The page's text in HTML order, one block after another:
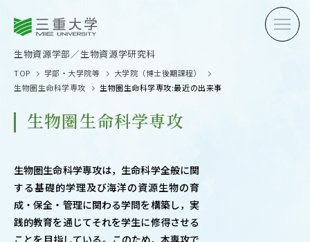
生物資源学部 生物資源学研究科
卒業生の方へ
TOP 学部・大学院等
大学院（博士後期課程）
生物圏生命科学専攻
生物圏生命科学専攻:最近の出来事
生物圏生命科学専攻
生物圏生命科学専攻は，生命科学全般に関
する基礎的学理及び海洋の資源生物の育
成・保全・管理に関わる学問を構築し，実
践的教育を通じてそれを学生に修得させる
ことを目指している。このため，本専攻で